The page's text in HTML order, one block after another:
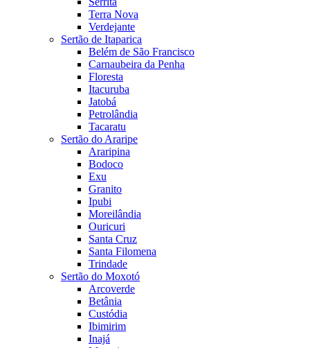
Terra Nova
Verdejante
Sertão de Itaparica
Belém de São Francisco
Carnaubeira da Penha
Floresta
Itacuruba
Jatobá
Petrolândia
Tacaratu
Sertão do Araripe
Araripina
Bodoco
Exu
Granito
Ipubi
Moreilândia
Ouricuri
Santa Cruz
Santa Filomena
Trindade
Sertão do Moxotó
Arcoverde
Betânia
Custódia
Ibimirim
Inajá